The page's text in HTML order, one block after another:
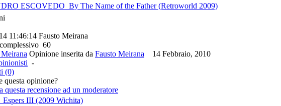
ESCOVEDO  By The Name of the Father (Retroworld 2009)
11:46:14 Fausto Meirana
60
Opinione inserita da Fausto Meirana 14 Febbraio, 2010
-
(0)
questa opinione?
questa recensione ad un moderatore
Espers III (2009 Wichita)